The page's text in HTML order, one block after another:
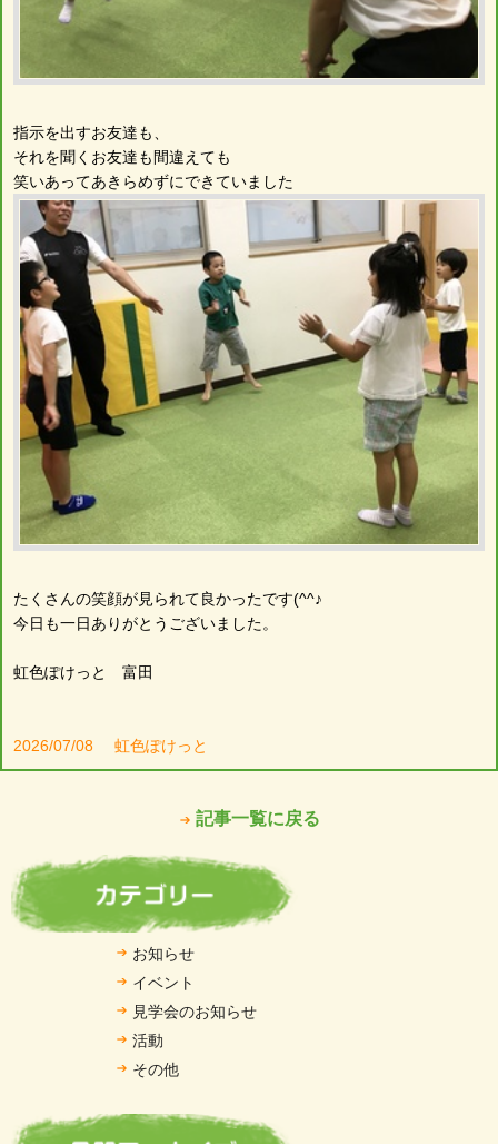
指示を出すお友達も、
それを聞くお友達も間違えても
笑いあってあきらめずにできていました
たくさんの笑顔が見られて良かったです(^^♪
今日も一日ありがとうございました。
虹色ぽけっと 富田
2026/07/08 虹色ぽけっと
記事一覧に戻る
お知らせ
イベント
見学会のお知らせ
活動
その他